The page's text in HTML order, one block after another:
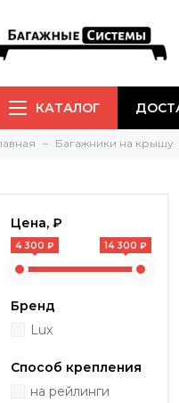
КАТАЛОГ
Багажники на крышу
Цена, ₽
4 300 ₽ 14 300 ₽
Бренд
Lux
Способ крепления
на рейлинги